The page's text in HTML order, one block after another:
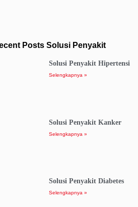
Posts Solusi Penyakit
Solusi Penyakit Hipertensi
Selengkapnya »
Solusi Penyakit Kanker
Selengkapnya »
Solusi Penyakit Diabetes
Selengkapnya »